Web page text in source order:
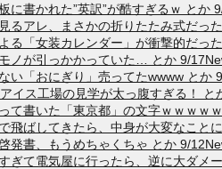
に書かれた”英訳”が酷すぎるｗ とか
るアレ、まさかの折りたたみ式だっ
る「女装カレンダー」が衝撃的だっ
ノが引っかかっていた… とか 9/
い「おにぎり」売ってたwwww とか
イス工場の見学が太っ腹すぎる！ と
て書いた「東京都」の文字ｗｗｗｗ
飛ばしてきたら、中身が大変なこと
発書、もうめちゃくちゃ とか 9/
ぎて電気屋に行ったら、逆に大ダ